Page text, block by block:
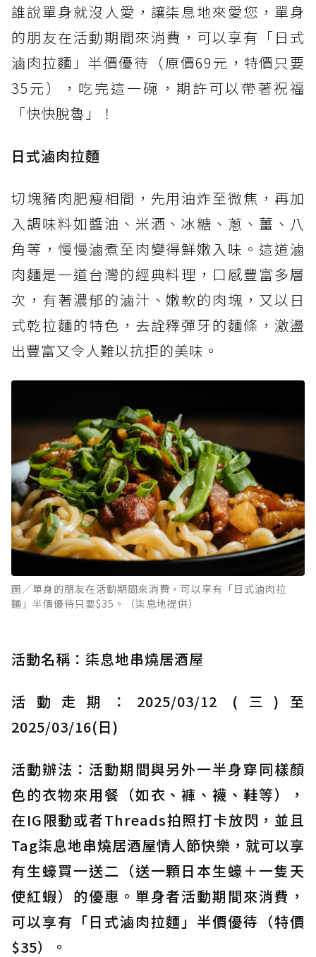
誰說單身就沒人愛，讓柒息地來愛您，單身
的朋友在活動期間來消費，可以享有「日式
滷肉拉麵」半價優待（原價69元，特價只要
35元），吃完這一碗，期許可以帶著祝福
「快快脫魯」！
日式滷肉拉麵
切塊豬肉肥瘦相間，先用油炸至微焦，再加
入調味料如醬油、米酒、冰糖、蔥、薑、八
角等，慢慢滷煮至肉變得鮮嫩入味。這道滷
肉麵是一道台灣的經典料理，口感豐富多層
次，有著濃郁的滷汁、嫩軟的肉塊，又以日
式乾拉麵的特色，去詮釋彈牙的麵條，激盪
出豐富又令人難以抗拒的美味。
圖／單身的朋友在活動期間來消費，可以享有「日式滷肉拉
麵」半價優待只要$35。（柒息地提供）
活動名稱：柒息地串燒居酒屋
活動走期：2025/03/12 (三)至
2025/03/16(日)
活動辦法：活動期間與另外一半身穿同樣顏
色的衣物來用餐（如衣、褲、襪、鞋等），
在IG限動或者Threads拍照打卡放閃，並且
Tag柒息地串燒居酒屋情人節快樂，就可以享
有生蠔買一送二（送一顆日本生蠔＋一隻天
使紅蝦）的優惠。單身者活動期間來消費，
可以享有「日式滷肉拉麵」半價優待（特價
$35）。